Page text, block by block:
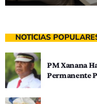
NOTÍCIAS
PM Xanana
Permanente